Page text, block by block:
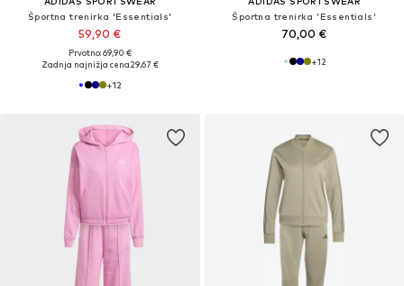
Športna trenirka 'Essentials'
59,90 €
Prvotno: 69,90 €
Zadnja najnižja cena29,67 €
+12
Športna trenirka 'Essentials'
70,00 €
+12